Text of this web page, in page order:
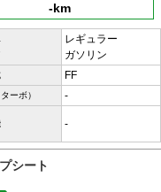
-km
レギュラー
ガソリン
FF
ーボ） -
-
シート